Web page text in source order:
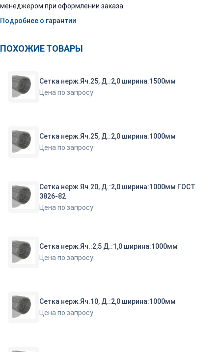
менеджером при оформлении заказа.
Подробнее о гарантии
ПОХОЖИЕ ТОВАРЫ
Сетка нерж.Яч.25, Д.:2,0 ширина:1500мм
Цена по запросу
Сетка нерж.Яч.25, Д.:2,0 ширина:1000мм
Цена по запросу
Сетка нерж.Яч.20, Д.:2,0 ширина:1000мм ГОСТ
3826-82
Цена по запросу
Сетка нерж.Яч.:2,5 Д.:1,0 ширина:1000мм
Цена по запросу
Сетка нерж.Яч.10, Д.:2,0 ширина:1000мм
Цена по запросу